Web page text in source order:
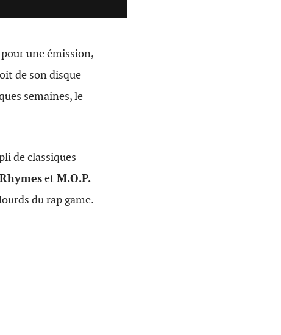
une émission,
de son disque
semaines, le
de classiques
et M.O.P.
du rap game.